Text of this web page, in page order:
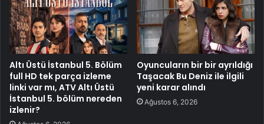
Altı Üstü İstanbul 5. Bölüm
full HD tek parça izleme
linki var mı, ATV Altı Üstü
İstanbul 5. bölüm nereden
izlenir?
Oyuncuların bir bir ayrıldığı
Taşacak Bu Deniz ile ilgili
yeni karar alındı
Ağustos 6, 2026